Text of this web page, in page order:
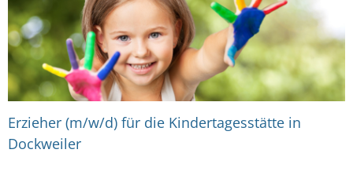
Kinder, Jugend und Freizeit
Tourismus und Kultur
Erzieher (m/w/d) für die Kindertagesstätte in
Dockweiler